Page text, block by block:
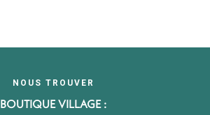
NOUS TROUVER
BOUTIQUE VILLAGE :